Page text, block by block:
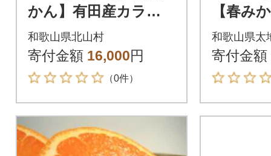
かん】有田産カラマ
ンダリン贈答用30玉
【北山村】【tecj1057
sato】
和歌山県北山村
寄付金額 16,000円
（0件）
【春み
ラマン
【太地
sato】
和歌山県太
寄付金額